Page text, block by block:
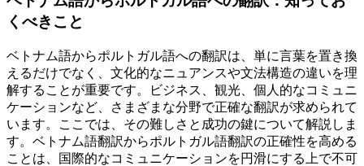
くべきこと
ベトナム語からポルトガル語への翻訳は、単に言葉を置き換
えるだけでなく、文化的なニュアンスや文法構造の違いを理
解することが重要です。ビジネス、観光、個人的なコミュニ
ケーションなど、さまざまな分野で正確な翻訳が求められて
います。ここでは、その難しさと成功の鍵について解説しま
す。ベトナム語翻訳からポルトガル語翻訳の正確性を高める
ことは、国際的なコミュニケーションを円滑にする上で不可